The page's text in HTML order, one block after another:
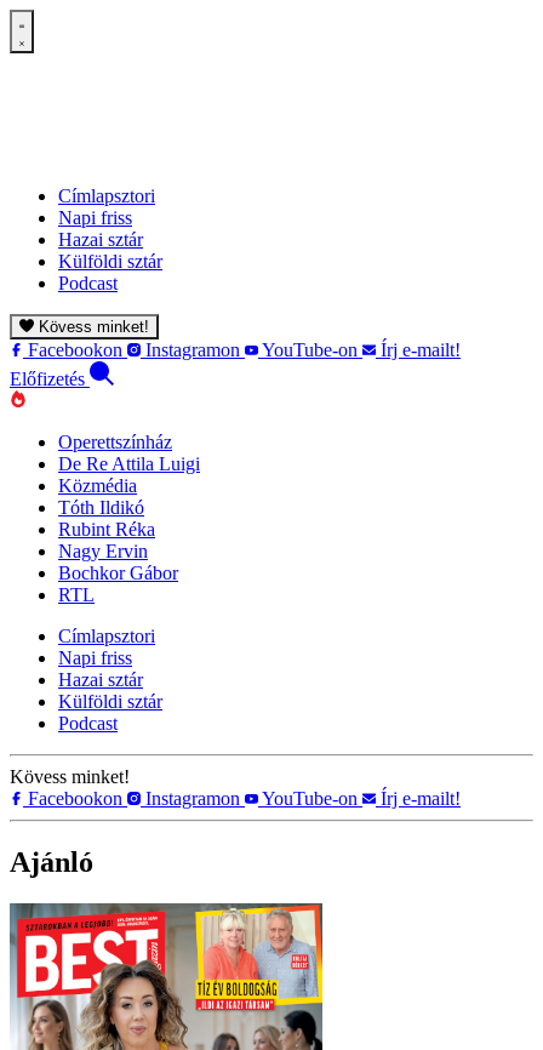
Címlapsztori
Napi friss
Hazai sztár
Külföldi sztár
Podcast
Kövess minket!
Facebookon Instagramon YouTube-on
Írj e-mailt!
Előfizetés
Operettszínház
De Re Attila Luigi
Közmédia
Tóth Ildikó
Rubint Réka
Nagy Ervin
Bochkor Gábor
RTL
Címlapsztori
Napi friss
Hazai sztár
Külföldi sztár
Podcast
Kövess minket!
Facebookon
Instagramon YouTube-on Írj e-mailt!
Ajánló